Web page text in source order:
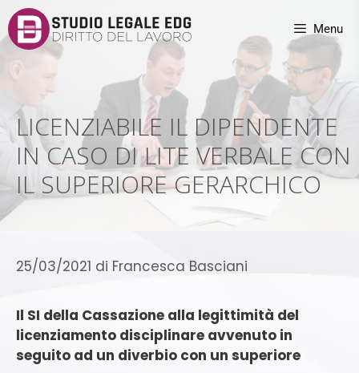
Menu
LICENZIABILE IL DIPENDENTE
IN CASO DI LITE VERBALE CON
IL SUPERIORE GERARCHICO
25/03/2021 di Francesca Basciani
Il SI della Cassazione alla legittimità del
licenziamento disciplinare avvenuto in
seguito ad un diverbio con un superiore